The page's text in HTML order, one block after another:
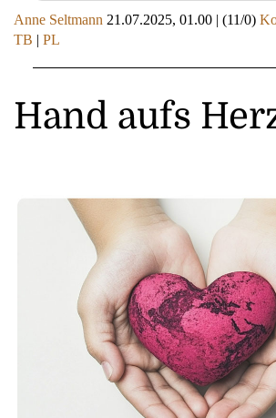
Anne Seltmann 21.07.2025, 01.00 | (11/0)
TB | PL
Hand aufs